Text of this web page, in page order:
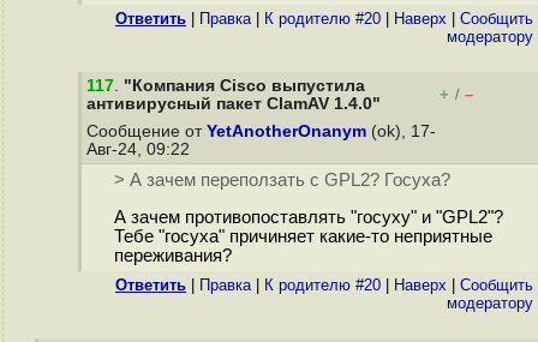
Ответить Правка| К родителю #20 Наверх
Cообщить
модератору
117. "Компания Cisco выпустила
антивирусный пакет ClamAV 1.4.0"
+ / –
Сообщение от YetAnotherOnanym (ok), 17-
Авг-24, 09:22
> А зачем переползать с GPL2? Госуха?
А зачем противопоставлять "госуху" и "GPL2"?
Тебе "госуха" причиняет какие-то неприятные
переживания?
Ответить Правка| К родителю #20 Наверх
Cообщить
модератору